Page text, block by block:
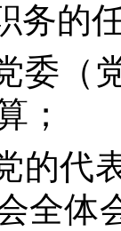
务的
委
；
的
全体